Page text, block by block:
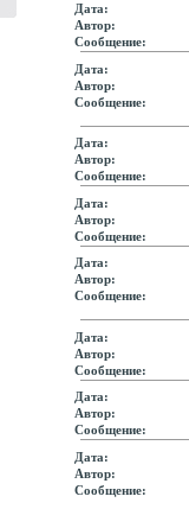
Дата:
Автор:
Сообщение:
Дата:
Автор:
Сообщение:
Дата:
Автор:
Сообщение:
Дата:
Автор:
Сообщение:
Дата:
Автор:
Сообщение:
Дата:
Автор:
Сообщение:
Дата:
Автор:
Сообщение:
Дата:
Автор:
Сообщение: